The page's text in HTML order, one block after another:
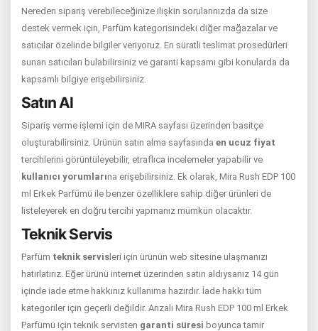
Nereden sipariş verebileceğinize ilişkin sorularınızda da size
destek vermek için, Parfüm kategorisindeki diğer mağazalar ve
satıcılar özelinde bilgiler veriyoruz. En süratli teslimat prosedürleri
sunan satıcıları bulabilirsiniz ve garanti kapsamı gibi konularda da
kapsamlı bilgiye erişebilirsiniz.
Satın Al
Sipariş verme işlemi için de MIRA sayfası üzerinden basitçe
oluşturabilirsiniz. Ürünün satın alma sayfasında en ucuz fiyat
tercihlerini görüntüleyebilir, etraflıca incelemeler yapabilir ve
kullanıcı yorumlarına erişebilirsiniz. Ek olarak, Mira Rush EDP 100
ml Erkek Parfümü ile benzer özelliklere sahip diğer ürünleri de
listeleyerek en doğru tercihi yapmanız mümkün olacaktır.
Teknik Servis
Parfüm teknik servis leri için ürünün web sitesine ulaşmanızı
hatırlatırız. Eğer ürünü internet üzerinden satın aldıysanız 14 gün
içinde iade etme hakkınız kullanıma hazırdır. İade hakkı tüm
kategoriler için geçerli değildir. Arızalı Mira Rush EDP 100 ml Erkek
Parfümü için teknik servisten garanti süresi boyunca tamir